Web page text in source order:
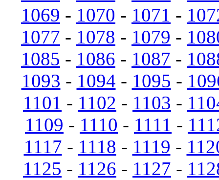
1069 - 1070 - 1071 -
1077 - 1078 - 1079 -
1085 - 1086 - 1087 -
1093 - 1094 - 1095 -
1101 - 1102 - 1103 -
1109 - 1110 - 1111 -
1117 - 1118 - 1119 -
1125 - 1126 - 1127 -